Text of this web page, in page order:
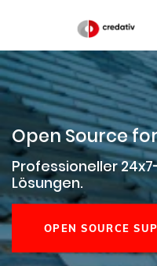
Open Source
Professioneller
Lösungen.
OPEN SOURCE